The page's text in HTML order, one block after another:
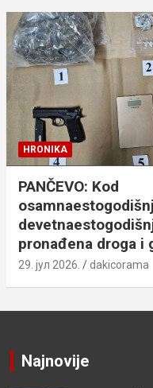
HRONIKA
PANČEVO: Kod
pronađena droga i
29. јул 2026. dakicorama
Najnovije